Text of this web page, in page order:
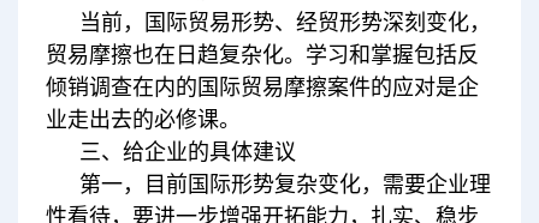
当前，国际贸易形势、经贸形势深刻变化，
贸易摩擦也在日趋复杂化。学习和掌握包括反
倾销调查在内的国际贸易摩擦案件的应对是企
业走出去的必修课。
三、给企业的具体建议
第一，目前国际形势复杂变化，需要企业理
性看待，要进一步增强开拓能力，扎实、稳步